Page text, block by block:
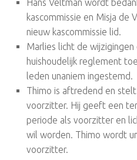
kascommissie en Misja
nieuw kascommissie lid.
Marlies licht de
huishoudelijk reglement
leden unaniem ingestemd.
Thimo is aftredend en
voorzitter. Hij geeft een
periode als voorzitter en
wil worden. Thimo wordt
voorzitter.